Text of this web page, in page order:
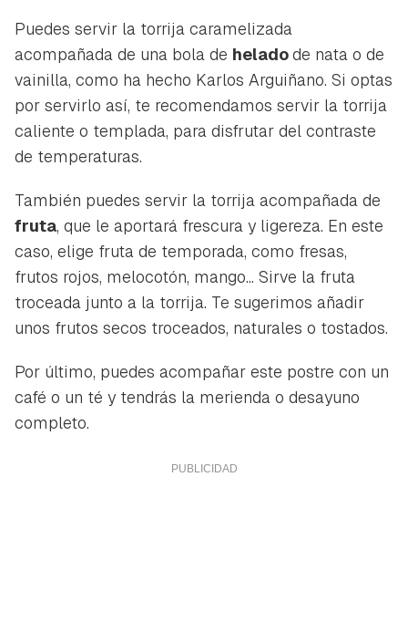
Puedes servir la torrija caramelizada
acompañada de una bola de heladode nata o de
vainilla, como ha hecho Karlos Arguiñano. Si optas
por servirlo así, te recomendamos servir la torrija
caliente o templada, para disfrutar del contraste
de temperaturas.
También puedes servir la torrija acompañada de
fruta, que le aportará frescura y ligereza. En este
caso, elige fruta de temporada, como fresas,
frutos rojos, melocotón, mango... Sirve la fruta
troceada junto a la torrija. Te sugerimos añadir
unos frutos secos troceados, naturales o tostados.
Por último, puedes acompañar este postre con un
café o un té y tendrás la merienda o desayuno
completo.